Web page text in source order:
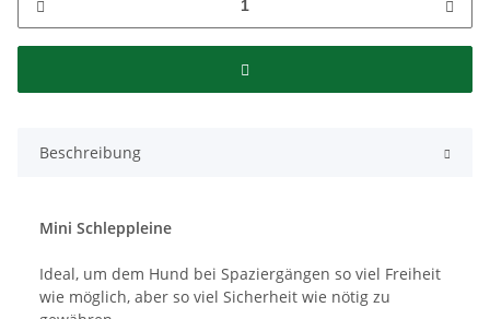
Beschreibung
Mini Schleppleine
Ideal, um dem Hund bei Spaziergängen so viel Freiheit
wie möglich, aber so viel Sicherheit wie nötig zu